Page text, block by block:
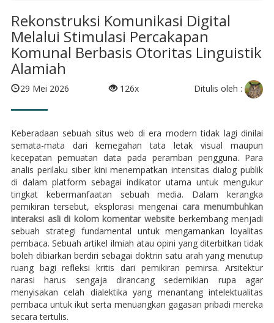
Rekonstruksi Komunikasi Digital
Melalui Stimulasi Percakapan
Komunal Berbasis Otoritas Linguistik
Alamiah
29 Mei 2026 126x Ditulis oleh :
Keberadaan sebuah situs web di era modern tidak lagi dinilai
semata-mata dari kemegahan tata letak visual maupun
kecepatan pemuatan data pada peramban pengguna. Para
analis perilaku siber kini menempatkan intensitas dialog publik
di dalam platform sebagai indikator utama untuk mengukur
tingkat kebermanfaatan sebuah media. Dalam kerangka
pemikiran tersebut, eksplorasi mengenai cara menumbuhkan
interaksi asli di kolom komentar websiteberkembang menjadi
sebuah strategi fundamental untuk mengamankan loyalitas
pembaca. Sebuah artikel ilmiah atau opini yang diterbitkan tidak
boleh dibiarkan berdiri sebagai doktrin satu arah yang menutup
ruang bagi refleksi kritis dari pemikiran pemirsa. Arsitektur
narasi harus sengaja dirancang sedemikian rupa agar
menyisakan celah dialektika yang menantang intelektualitas
pembaca untuk ikut serta menuangkan gagasan pribadi mereka
secara tertulis.